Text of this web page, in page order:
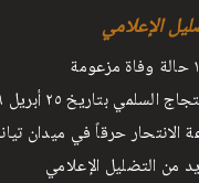
الإعلامي
السلمي بتاريخ ٢٥ أبريل ١٩٩٩
الانتحار حرقاً في ميدان
من التضليل الإعلامي